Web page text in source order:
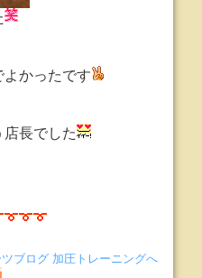
よかったです
店長でした